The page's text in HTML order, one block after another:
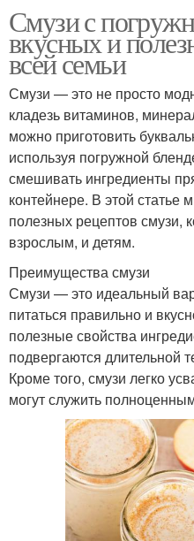
Смузи с
вкусных и
всей семьи
Смузи — это не просто
кладезь витаминов,
можно приготовить
используя погружной
смешивать ингредиенты
контейнере. В этой статье
полезных рецептов смузи,
взрослым, и детям.
Преимущества смузи
Смузи — это идеальный
питаться правильно и
полезные свойства
подвергаются длительной
Кроме того, смузи легко
могут служить